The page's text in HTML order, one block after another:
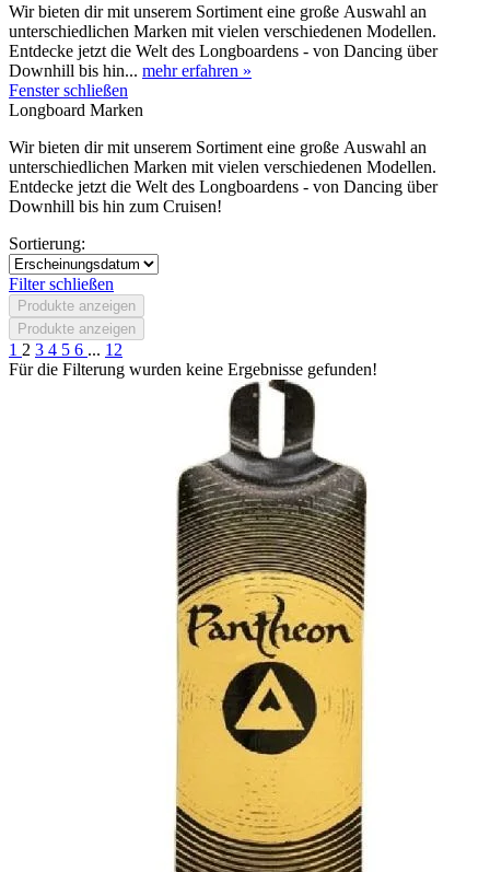
Wir bieten dir mit unserem Sortiment eine große Auswahl an
unterschiedlichen Marken mit vielen verschiedenen Modellen.
Entdecke jetzt die Welt des Longboardens - von Dancing über
Downhill bis hin... mehr erfahren »
Fenster schließen
Longboard Marken
Wir bieten dir mit unserem Sortiment eine große Auswahl an
unterschiedlichen Marken mit vielen verschiedenen Modellen.
Entdecke jetzt die Welt des Longboardens - von Dancing über
Downhill bis hin zum Cruisen!
Sortierung:
Filter schließen
Produkte anzeigen
Produkte anzeigen
1 2 3 4 5 6 ... 12
Für die Filterung wurden keine Ergebnisse gefunden!